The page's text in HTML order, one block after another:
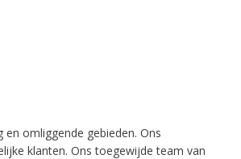
omliggende gebieden. Ons
klanten. Ons toegewijde team van